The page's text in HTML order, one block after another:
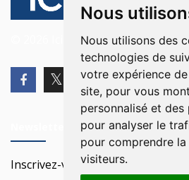
Nous
Nous utilisons des
technologies de
votre expérience
site, pour vous
personnalisé et
pour analyser le
pour comprendre
visiteurs.
© 2026 Ici Beyrouth. Tous les
Inscrivez-vous à notre Newsletter